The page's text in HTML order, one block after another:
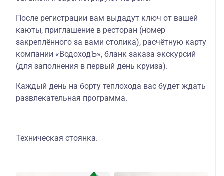
После регистрации вам выдадут ключ от вашей
каюты, приглашение в ресторан (номер
закреплённого за вами столика), расчётную карту
компании «ВодоходЪ», бланк заказа экскурсий
(для заполнения в первый день круиза).
Каждый день на борту теплохода вас будет ждать
развлекательная программа.
Техническая стоянка.